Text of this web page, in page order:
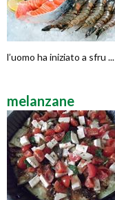
l’uomo ha iniziato a sfru ...
melanzane